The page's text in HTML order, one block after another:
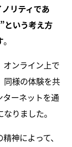
リティであ
という考え方
。
オンライン上で
同様の体験を共
ーネットを通
りました。
神によって、